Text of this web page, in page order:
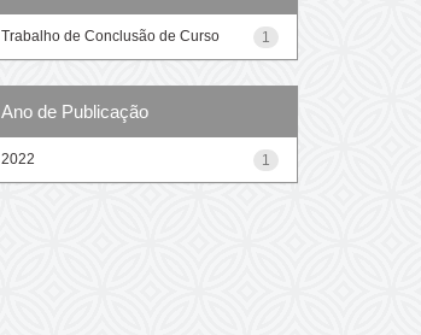
1
Trabalho de Conclusão de Curso
Ano de Publicação
1
2022